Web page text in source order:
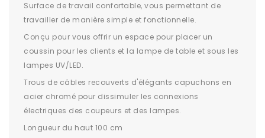
Surface de travail confortable, vous permettant de
travailler de manière simple et fonctionnelle.
Conçu pour vous offrir un espace pour placer un
coussin pour les clients et la lampe de table et sous les
lampes UV/LED.
Trous de câbles recouverts d'élégants capuchons en
acier chromé pour dissimuler les connexions
électriques des coupeurs et des lampes.
Longueur du haut 100 cm